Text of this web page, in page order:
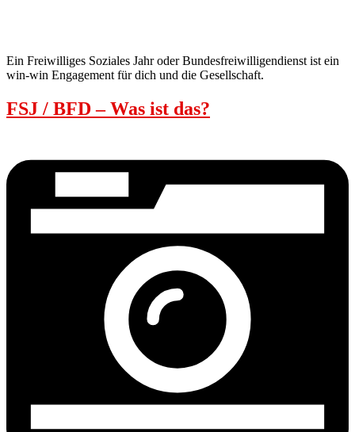
Ein Freiwilliges Soziales Jahr oder Bundesfreiwilligendienst ist ein
win-win Engagement für dich und die Gesellschaft.
FSJ / BFD – Was ist das?